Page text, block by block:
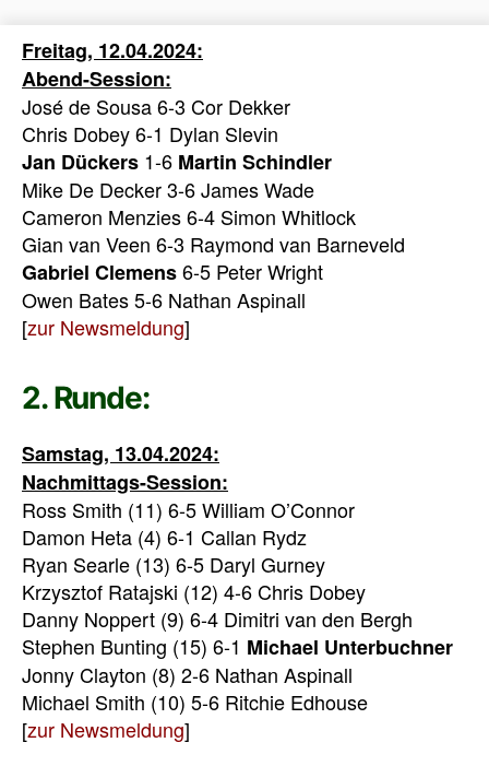
Freitag, 12.04.2024:
Abend-Session:
José de Sousa 6-3 Cor Dekker
Chris Dobey 6-1 Dylan Slevin
Jan Dückers 1-6 Martin Schindler
Mike De Decker 3-6 James Wade
Cameron Menzies 6-4 Simon Whitlock
Gian van Veen 6-3 Raymond van Barneveld
Gabriel Clemens6-5 Peter Wright
Owen Bates 5-6 Nathan Aspinall
[zur Newsmeldung]
2. Runde:
Samstag, 13.04.2024:
Nachmittags-Session:
Ross Smith (11) 6-5 William O’Connor
Damon Heta (4) 6-1 Callan Rydz
Ryan Searle (13) 6-5 Daryl Gurney
Krzysztof Ratajski (12) 4-6 Chris Dobey
Danny Noppert (9) 6-4 Dimitri van den Bergh
Stephen Bunting (15) 6-1 Michael Unterbuchner
Jonny Clayton (8) 2-6 Nathan Aspinall
Michael Smith (10) 5-6 Ritchie Edhouse
[zur Newsmeldung]